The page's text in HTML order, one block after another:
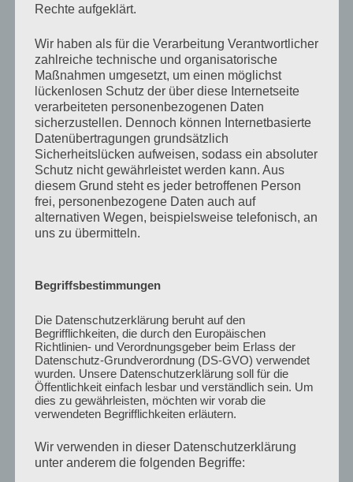
das Wetter hat uns einen Strich durch die Rechnung
gemacht.
Einzig die Forellen wollten in diesem Jahr nicht so recht
an den Haken, aber das lässt sich zum Glück
verschmerzen. Leider war aber das Brandungsangeln
in diesem Jahr eine große Katastrophe, da sich an fast
allen Stränden sehr viele Wollhandkrabben und
Taschenkrebse befunden haben.
Wenigstens blieb noch ein wenig Zeit für die schönen
Seiten des Tages, so das wir wieder reichlich
VERÖFFENTLICHT
11. JANUAR 2022
Rechte aufgeklärt.
Wir haben als für die Verarbeitung Verantwortlicher
zahlreiche technische und organisatorische
Maßnahmen umgesetzt, um einen möglichst
lückenlosen Schutz der über diese Internetseite
verarbeiteten personenbezogenen Daten
sicherzustellen. Dennoch können Internetbasierte
Datenübertragungen grundsätzlich
Sicherheitslücken aufweisen, sodass ein absoluter
Schutz nicht gewährleistet werden kann. Aus
diesem Grund steht es jeder betroffenen Person
frei, personenbezogene Daten auch auf
alternativen Wegen, beispielsweise telefonisch, an
uns zu übermitteln.
Begriffsbestimmungen
Die Datenschutzerklärung beruht auf den
Begrifflichkeiten, die durch den Europäischen
Richtlinien- und Verordnungsgeber beim Erlass der
Datenschutz-Grundverordnung (DS-GVO) verwendet
wurden. Unsere Datenschutzerklärung soll für die
Öffentlichkeit einfach lesbar und verständlich sein. Um
dies zu gewährleisten, möchten wir vorab die
verwendeten Begrifflichkeiten erläutern.
Wir verwenden in dieser Datenschutzerklärung
unter anderem die folgenden Begriffe: